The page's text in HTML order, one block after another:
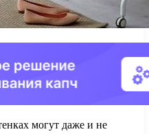
могут даже и не